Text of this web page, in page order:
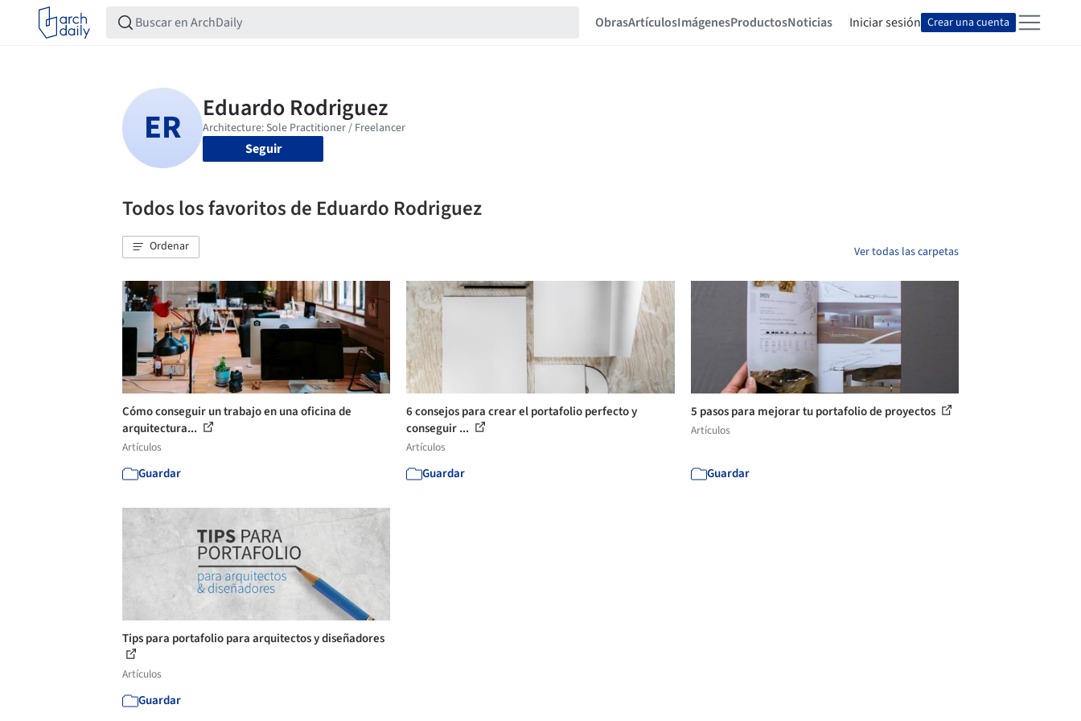
ObrasArtículosImágenesProductosNoticias Iniciar sesión Crear una cuenta
Seguir
Todos los favoritos de Eduardo Rodriguez
Ordenar Ver todas las carpetas
Cómo conseguir un trabajo en una oficina de
arquitectura...
Artículos
Guardar
6 consejos para crear el portafolio perfecto y
conseguir ...
Artículos
Guardar
5 pasos para mejorar tu portafolio de proyectos
Artículos
Guardar
Tips para portafolio para arquitectos y diseñadores
Artículos
Guardar